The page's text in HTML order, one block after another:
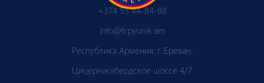
+374 55 44-84-88
info@fcpyunik.am
Республика Армения, г. Ереван,
Цицернакабердское шоссе 4/7